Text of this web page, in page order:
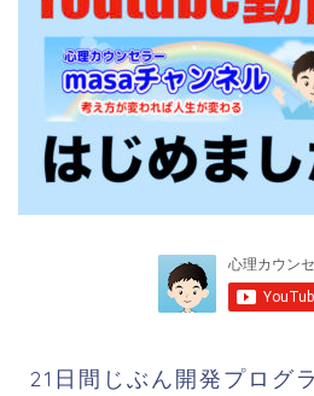
21日間じぶん開発プログ